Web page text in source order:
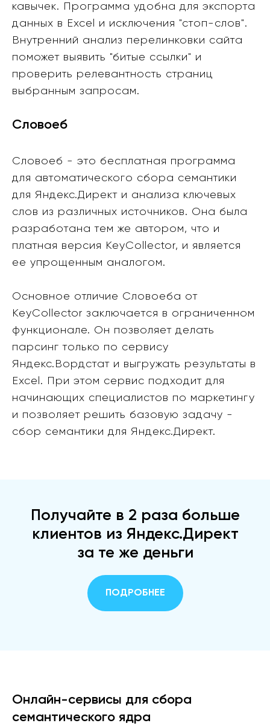
кавычек. Программа удобна для экспорта
данных в Excel и исключения "стоп-слов".
Внутренний анализ перелинковки сайта
поможет выявить "битые ссылки" и
проверить релевантность страниц
выбранным запросам.
Словоеб
Словоеб - это бесплатная программа
для автоматического сбора семантики
для Яндекс.Директ и анализа ключевых
слов из различных источников. Она была
разработана тем же автором, что и
платная версия KeyCollector, и является
ее упрощенным аналогом.
Основное отличие Словоеба от
KeyCollector заключается в ограниченном
функционале. Он позволяет делать
парсинг только по сервису
Яндекс.Вордстат и выгружать результаты в
Excel. При этом сервис подходит для
начинающих специалистов по маркетингу
и позволяет решить базовую задачу -
сбор семантики для Яндекс.Директ.
Получайте в 2 раза больше
клиентов из Яндекс.Директ
за те же деньги
ПОДРОБНЕЕ
Онлайн-сервисы для сбора
семантического ядра